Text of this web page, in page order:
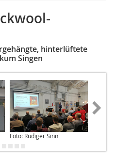
hinterlüftete
Singen
Foto: Rüdiger Sinn